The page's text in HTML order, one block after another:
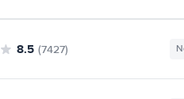
8.5 (7427)